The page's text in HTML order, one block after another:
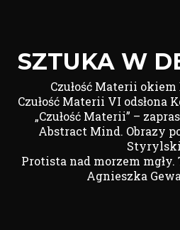
SZTUKA W
Czułość Materii
Czułość Materii VI odsłona
„Czułość Materii” –
Abstract Mind. Obrazy
Protista nad morzem
Agnieszka